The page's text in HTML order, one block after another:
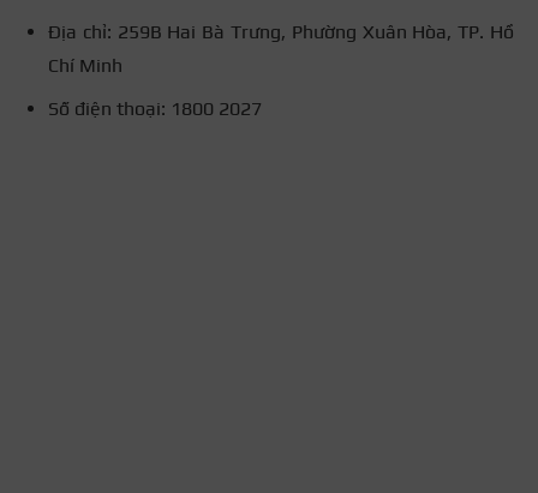
Địa chỉ: 259B Hai Bà Trưng, Phường Xuân Hòa, TP. Hồ
Chí Minh
Số điện thoại: 1800 2027